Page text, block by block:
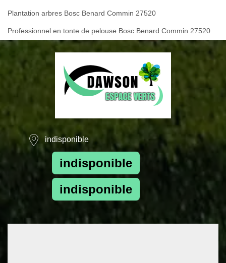
Plantation arbres Bosc Benard Commin 27520
Professionnel en tonte de pelouse Bosc Benard Commin 27520
indisponible
indisponible
indisponible